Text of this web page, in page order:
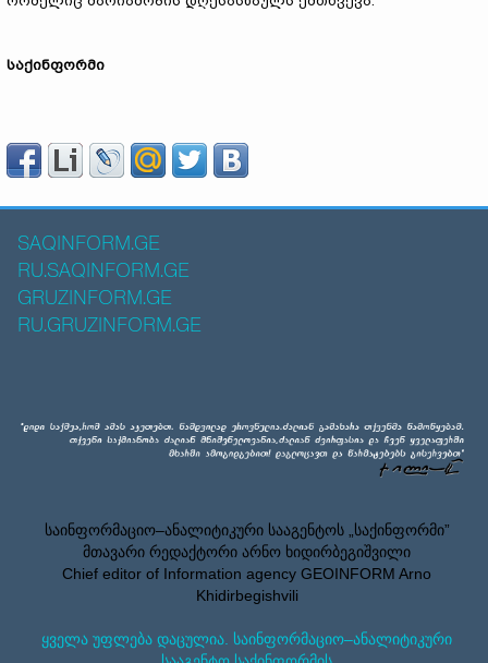
საქინფორმი
SAQINFORM.GE
RU.SAQINFORM.GE
GRUZINFORM.GE
RU.GRUZINFORM.GE
საინფორმაციო–ანალიტიკური სააგენტოს „საქინფორმი”
მთავარი რედაქტორი არნო ხიდირბეგიშვილი
Chief editor of Information agency GEOINFORM Arno
Khidirbegishvili
ყველა უფლება დაცულია. საინფორმაციო–ანალიტიკური